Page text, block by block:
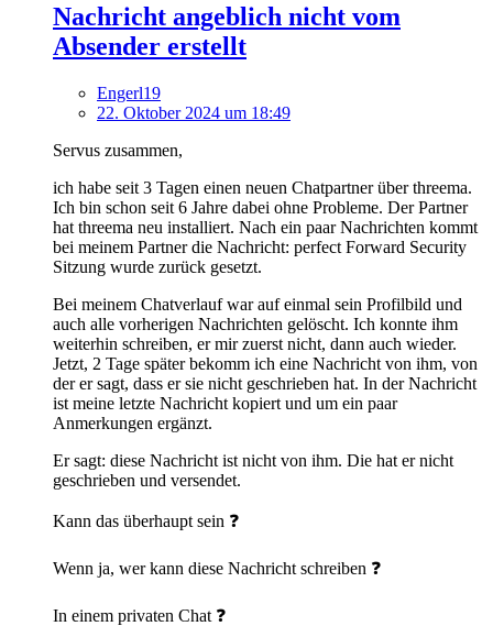
Nachricht angeblich nicht vom
Absender erstellt
Engerl19
22. Oktober 2024 um 18:49
Servus zusammen,
ich habe seit 3 Tagen einen neuen Chatpartner über threema.
Ich bin schon seit 6 Jahre dabei ohne Probleme. Der Partner
hat threema neu installiert. Nach ein paar Nachrichten kommt
bei meinem Partner die Nachricht: perfect Forward Security
Sitzung wurde zurück gesetzt.
Bei meinem Chatverlauf war auf einmal sein Profilbild und
auch alle vorherigen Nachrichten gelöscht. Ich konnte ihm
weiterhin schreiben, er mir zuerst nicht, dann auch wieder.
Jetzt, 2 Tage später bekomm ich eine Nachricht von ihm, von
der er sagt, dass er sie nicht geschrieben hat. In der Nachricht
ist meine letzte Nachricht kopiert und um ein paar
Anmerkungen ergänzt.
Er sagt: diese Nachricht ist nicht von ihm. Die hat er nicht
geschrieben und versendet.
Kann das überhaupt sein ❓
Wenn ja, wer kann diese Nachricht schreiben ❓
In einem privaten Chat ❓